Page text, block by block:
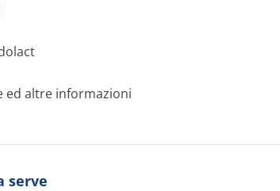
ed altre informazioni
serve